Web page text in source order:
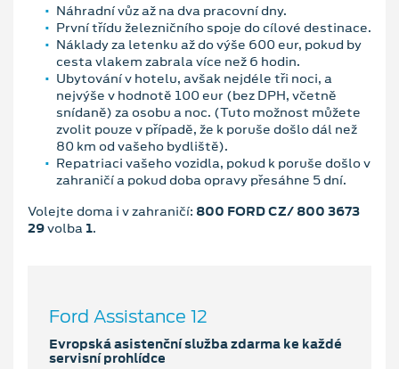
Náhradní vůz až na dva pracovní dny.
První třídu železničního spoje do cílové destinace.
Náklady za letenku až do výše 600 eur, pokud by
cesta vlakem zabrala více než 6 hodin.
Ubytování v hotelu, avšak nejdéle tři noci, a
nejvýše v hodnotě 100 eur (bez DPH, včetně
snídaně) za osobu a noc. (Tuto možnost můžete
zvolit pouze v případě, že k poruše došlo dál než
80 km od vašeho bydliště).
Repatriaci vašeho vozidla, pokud k poruše došlo v
zahraničí a pokud doba opravy přesáhne 5 dní.
Volejte doma i v zahraničí: 800 FORD CZ/ 800 3673
29volba 1.
Ford Assistance 12
Evropská asistenční služba zdarma ke každé
servisní prohlídce